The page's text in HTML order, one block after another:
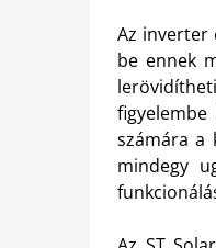
Az inverter
be ennek
számára a
mindegy